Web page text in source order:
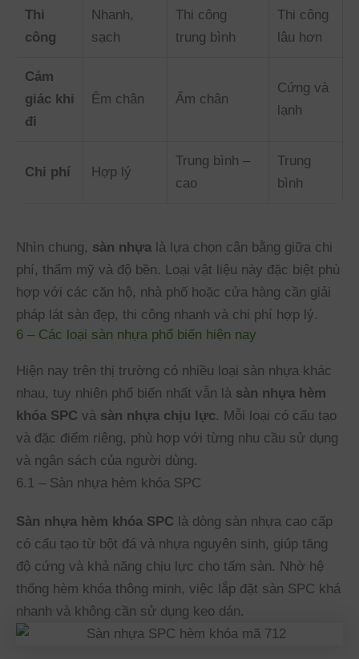
Thi
công
Nhanh,
sạch
Thi công
trung bình
Thi công
lâu hơn
Cảm
giác khi
đi
Êm chân Ấm chân
Cứng và
lạnh
Chi phí Hợp lý
Trung bình –
cao
Trung
bình
Nhìn chung, sàn nhựa là lựa chọn cân bằng giữa chi
phí, thẩm mỹ và độ bền. Loại vật liệu này đặc biệt phù
hợp với các căn hộ, nhà phố hoặc cửa hàng cần giải
pháp lát sàn đẹp, thi công nhanh và chi phí hợp lý.
6 – Các loại sàn nhựa phổ biến hiện nay
Hiện nay trên thị trường có nhiều loại sàn nhựa khác
nhau, tuy nhiên phổ biến nhất vẫn là sàn nhựa hèm
khóa SPC và sàn nhựa chịu lực. Mỗi loại có cấu tạo
và đặc điểm riêng, phù hợp với từng nhu cầu sử dụng
và ngân sách của người dùng.
6.1 – Sàn nhựa hèm khóa SPC
Sàn nhựa hèm khóa SPC là dòng sàn nhựa cao cấp
có cấu tạo từ bột đá và nhựa nguyên sinh, giúp tăng
độ cứng và khả năng chịu lực cho tấm sàn. Nhờ hệ
thống hèm khóa thông minh, việc lắp đặt sàn SPC khá
nhanh và không cần sử dụng keo dán.